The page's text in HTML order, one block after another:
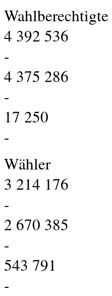
Wahlberechtigte
4 392 536
-
4 375 286
-
17 250
-
Wähler
3 214 176
-
2 670 385
-
543 791
-